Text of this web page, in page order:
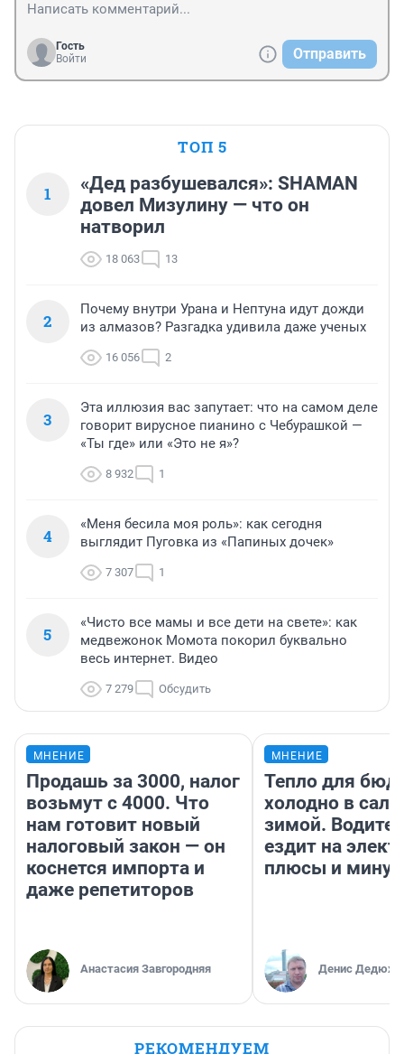
Гость
Войти
Отправить
ТОП 5
1
«Дед разбушевался»: SHAMAN
довел Мизулину — что он
натворил
18 063 13
2
Почему внутри Урана и Нептуна идут дожди
из алмазов? Разгадка удивила даже ученых
16 056 2
3
Эта иллюзия вас запутает: что на самом деле
говорит вирусное пианино с Чебурашкой —
«Ты где» или «Это не я»?
8 932 1
4
«Меня бесила моя роль»: как сегодня
выглядит Пуговка из «Папиных дочек»
7 307 1
5
«Чисто все мамы и все дети на свете»: как
медвежонок Момота покорил буквально
весь интернет. Видео
7 279 Обсудить
МНЕНИЕ
Продашь за 3000, налог
возьмут с 4000. Что
нам готовит новый
налоговый закон — он
коснется импорта и
даже репетиторов
Анастасия Завгородняя
МНЕНИЕ
Тепло для
холодно в
зимой.
ездит на
плюсы и
Денис
РЕКОМЕНДУЕМ